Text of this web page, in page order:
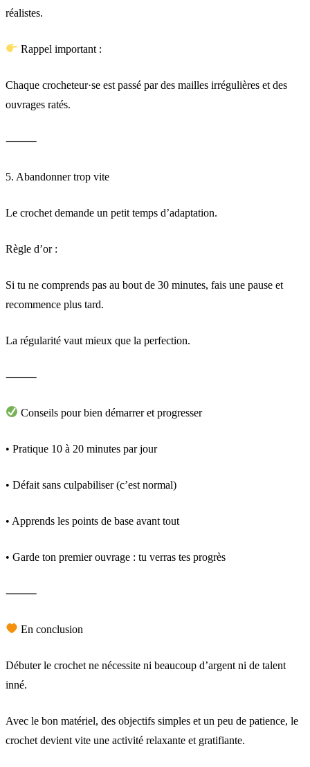
réalistes.
Rappel important :
Chaque crocheteur·se est passé par des mailles irrégulières et des
ouvrages ratés.
⸻
5. Abandonner trop vite
Le crochet demande un petit temps d’adaptation.
Règle d’or :
Si tu ne comprends pas au bout de 30 minutes, fais une pause et
recommence plus tard.
La régularité vaut mieux que la perfection.
⸻
Conseils pour bien démarrer et progresser
• Pratique 10 à 20 minutes par jour
• Défait sans culpabiliser (c’est normal)
• Apprends les points de base avant tout
• Garde ton premier ouvrage : tu verras tes progrès
⸻
En conclusion
Débuter le crochet ne nécessite ni beaucoup d’argent ni de talent
inné.
Avec le bon matériel, des objectifs simples et un peu de patience, le
crochet devient vite une activité relaxante et gratifiante.